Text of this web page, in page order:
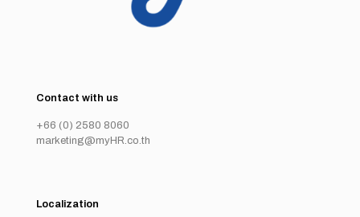
Contact with us
+66 (0) 2580 8060
marketing@myHR.co.th
Localization